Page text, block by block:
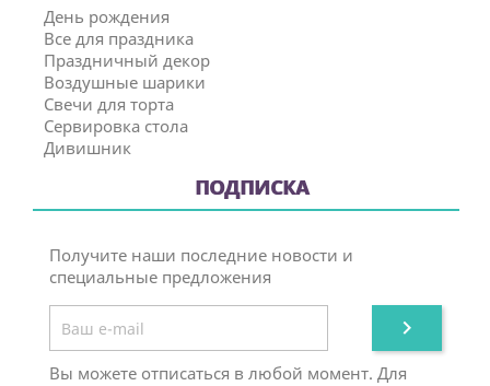
День рождения
Все для праздника
Праздничный декор
Воздушные шарики
Свечи для торта
Сервировка стола
Дивишник
ПОДПИСКА
Получите наши последние новости и
специальные предложения

Вы можете отписаться в любой момент. Для